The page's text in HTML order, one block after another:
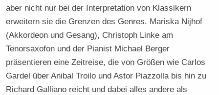
aber nicht nur bei der Interpretation von Klassikern
erweitern sie die Grenzen des Genres. Mariska Nijhof
(Akkordeon und Gesang), Christoph Linke am
Tenorsaxofon und der Pianist Michael Berger
präsentieren eine Zeitreise, die von Größen wie Carlos
Gardel über Anibal Troilo und Astor Piazzolla bis hin zu
Richard Galliano reicht und dabei alles andere als